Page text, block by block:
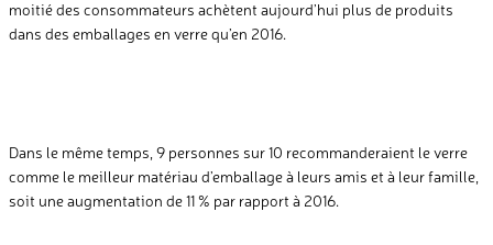
moitié des consommateurs achètent aujourd’hui plus de produits
dans des emballages en verre qu’en 2016.
Dans le même temps, 9 personnes sur 10 recommanderaient le verre
comme le meilleur matériau d’emballage à leurs amis et à leur famille,
soit une augmentation de 11 % par rapport à 2016.